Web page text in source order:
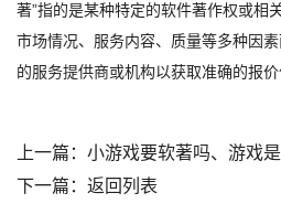
著”指的是某种特定的软件著作权或相
市场情况、服务内容、质量等多种因
的服务提供商或机构以获取准确的报价
上一篇： 小游戏要软著吗、游戏
下一篇： 返回列表